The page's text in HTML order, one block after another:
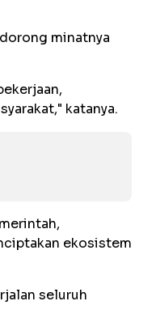
minatnya
katanya.
ekosistem
seluruh